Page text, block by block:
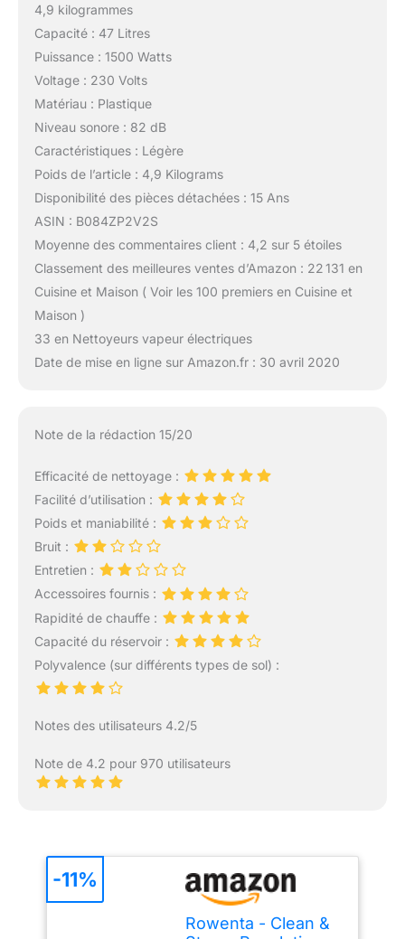
4,9 kilogrammes
Capacité : 47 Litres
Puissance : 1500 Watts
Voltage : 230 Volts
Matériau : Plastique
Niveau sonore : 82 dB
Caractéristiques : Légère
Poids de l’article : 4,9 Kilograms
Disponibilité des pièces détachées : 15 Ans
ASIN : B084ZP2V2S
Moyenne des commentaires client : 4,2 sur 5 étoiles
Classement des meilleures ventes d’Amazon : 22 131 en
Cuisine et Maison ( Voir les 100 premiers en Cuisine et
Maison )
33 en Nettoyeurs vapeur électriques
Date de mise en ligne sur Amazon.fr : 30 avril 2020
Note de la rédaction 15/20
Efficacité de nettoyage :
Facilité d’utilisation :
Poids et maniabilité :
Bruit :
Entretien :
Accessoires fournis :
Rapidité de chauffe :
Capacité du réservoir :
Polyvalence (sur différents types de sol) :
Notes des utilisateurs 4.2/5
Note de 4.2 pour 970 utilisateurs
Rowenta - Clean &
-11%